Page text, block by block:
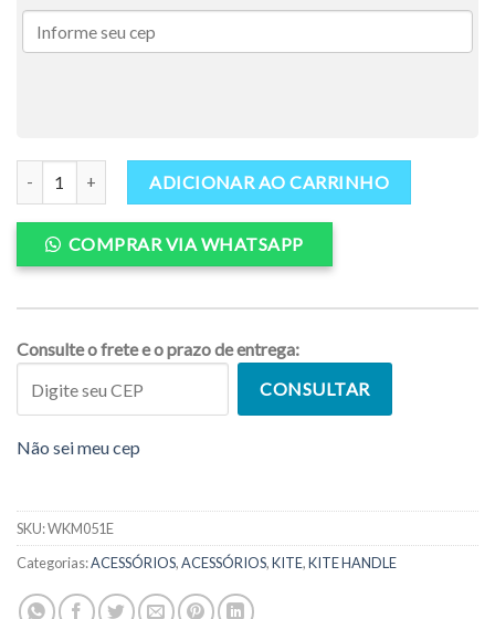
Kite Handle Wakum - sob medida quantidade
ADICIONAR AO CARRINHO
COMPRAR VIA WHATSAPP
Consulte o frete e o prazo de entrega:
CONSULTAR
Não sei meu cep
SKU:WKM051E
Categorias:ACESSÓRIOS,ACESSÓRIOS,KITE,KITE HANDLE